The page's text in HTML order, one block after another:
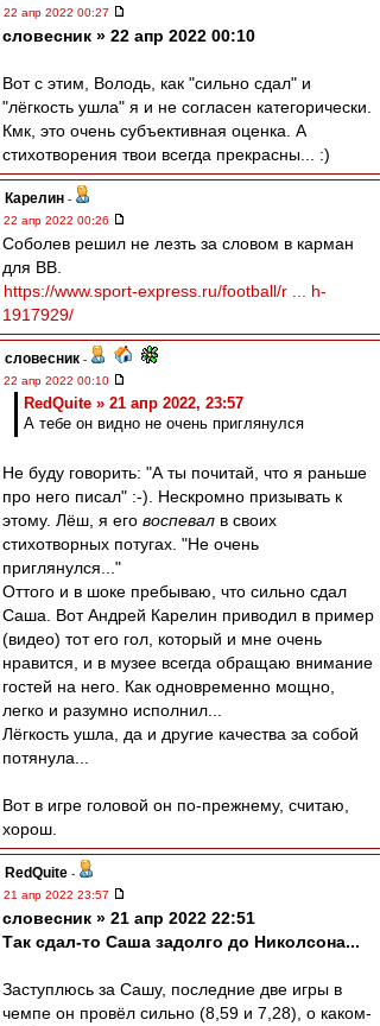
22 апр 2022 00:27
словесник » 22 апр 2022 00:10
Вот с этим, Володь, как "сильно сдал" и
"лёгкость ушла" я и не согласен категорически.
Кмк, это очень субъективная оценка. А
стихотворения твои всегда прекрасны... :)
Карелин -
22 апр 2022 00:26
Соболев решил не лезть за словом в карман
для ВВ.
https://www.sport-express.ru/football/r ... h-
1917929/
словесник -
22 апр 2022 00:10
RedQuite » 21 апр 2022, 23:57
А тебе он видно не очень приглянулся
Не буду говорить: "А ты почитай, что я раньше
про него писал" :-). Нескромно призывать к
этому. Лёш, я его воспевал в своих
стихотворных потугах. "Не очень
приглянулся..."
Оттого и в шоке пребываю, что сильно сдал
Саша. Вот Андрей Карелин приводил в пример
(видео) тот его гол, который и мне очень
нравится, и в музее всегда обращаю внимание
гостей на него. Как одновременно мощно,
легко и разумно исполнил...
Лёгкость ушла, да и другие качества за собой
потянула...
Вот в игре головой он по-прежнему, считаю,
хорош.
RedQuite -
21 апр 2022 23:57
словесник » 21 апр 2022 22:51
Так сдал-то Саша задолго до Николсона...
Заступлюсь за Сашу, последние две игры в
чемпе он провёл сильно (8,59 и 7,28), о каком-